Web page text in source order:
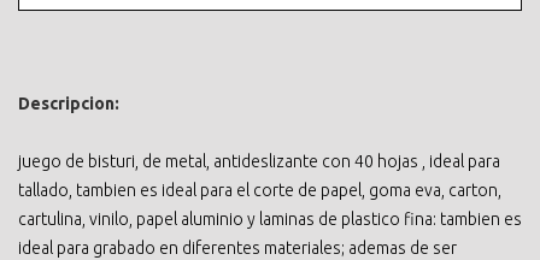
Descripcion:
juego de bisturi, de metal, antideslizante con 40 hojas , ideal para
tallado, tambien es ideal para el corte de papel, goma eva, carton,
cartulina, vinilo, papel aluminio y laminas de plastico fina: tambien es
ideal para grabado en diferentes materiales; ademas de ser